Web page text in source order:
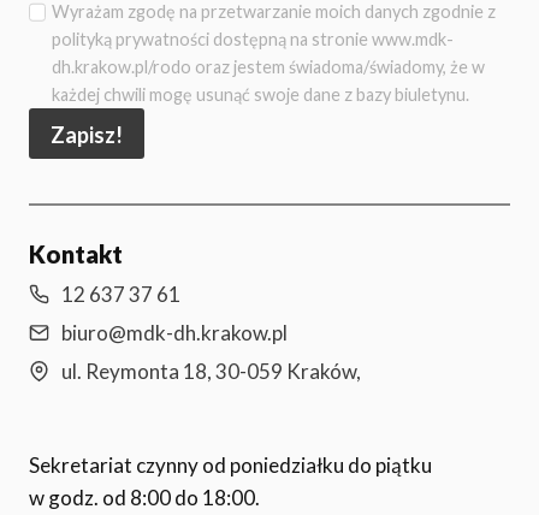
Wyrażam zgodę na przetwarzanie moich danych zgodnie z
polityką prywatności dostępną na stronie www.mdk-
dh.krakow.pl/rodo oraz jestem świadoma/świadomy, że w
każdej chwili mogę usunąć swoje dane z bazy biuletynu.
Zapisz!
Kontakt
12 637 37 61
biuro@mdk-dh.krakow.pl
ul. Reymonta 18, 30-059 Kraków,
Sekretariat czynny od poniedziałku do piątku
w godz. od 8:00 do 18:00.